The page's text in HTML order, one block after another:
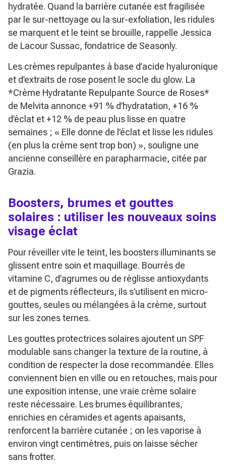
hydratée. Quand la barrière cutanée est fragilisée
par le sur-nettoyage ou la sur-exfoliation, les ridules
se marquent et le teint se brouille, rappelle Jessica
de Lacour Sussac, fondatrice de Seasonly.
Les crèmes repulpantes à base d’acide hyaluronique
et d’extraits de rose posent le socle du glow. La
*Crème Hydratante Repulpante Source de Roses*
de Melvita annonce +91 % d’hydratation, +16 %
d’éclat et +12 % de peau plus lisse en quatre
semaines ; « Elle donne de l’éclat et lisse les ridules
(en plus la crème sent trop bon) », souligne une
ancienne conseillère en parapharmacie, citée par
Grazia.
Boosters, brumes et gouttes
solaires : utiliser les nouveaux soins
visage éclat
Pour réveiller vite le teint, les boosters illuminants se
glissent entre soin et maquillage. Bourrés de
vitamine C, d’agrumes ou de réglisse antioxydants
et de pigments réflecteurs, ils s’utilisent en micro-
gouttes, seules ou mélangées à la crème, surtout
sur les zones ternes.
Les gouttes protectrices solaires ajoutent un SPF
modulable sans changer la texture de la routine, à
condition de respecter la dose recommandée. Elles
conviennent bien en ville ou en retouches, mais pour
une exposition intense, une vraie crème solaire
reste nécessaire. Les brumes équilibrantes,
enrichies en céramides et agents apaisants,
renforcent la barrière cutanée ; on les vaporise à
environ vingt centimètres, puis on laisse sécher
sans frotter.